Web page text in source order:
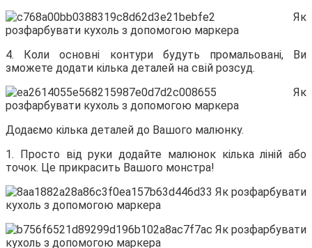
4. Коли основні контури будуть промальовані, Ви
зможете додати кілька деталей на свій розсуд.
Додаємо кілька деталей до Вашого малюнку.
1. Просто від руки додайте малюнок кілька ліній або
точок. Це прикрасить Вашого монстра!